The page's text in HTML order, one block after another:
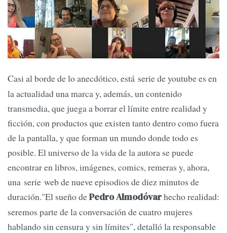
Casi al borde de lo anecdótico, está serie de youtubees en
la actualidad una marca y, además, un contenido
transmedia, que juega a borrar el límite entre realidad y
ficción, con productos que existen tanto dentro como fuera
de la pantalla, y que forman un mundo donde todo es
posible. El universo de la vida de la autora se puede
encontrar en libros, imágenes, comics, remeras y, ahora,
una serie web de nueve episodios de diez minutos de
duración."El sueño dePedro Almodóvarhecho realidad:
seremos parte de la conversación de cuatro mujeres
hablando sin censura y sin límites", detalló la responsable